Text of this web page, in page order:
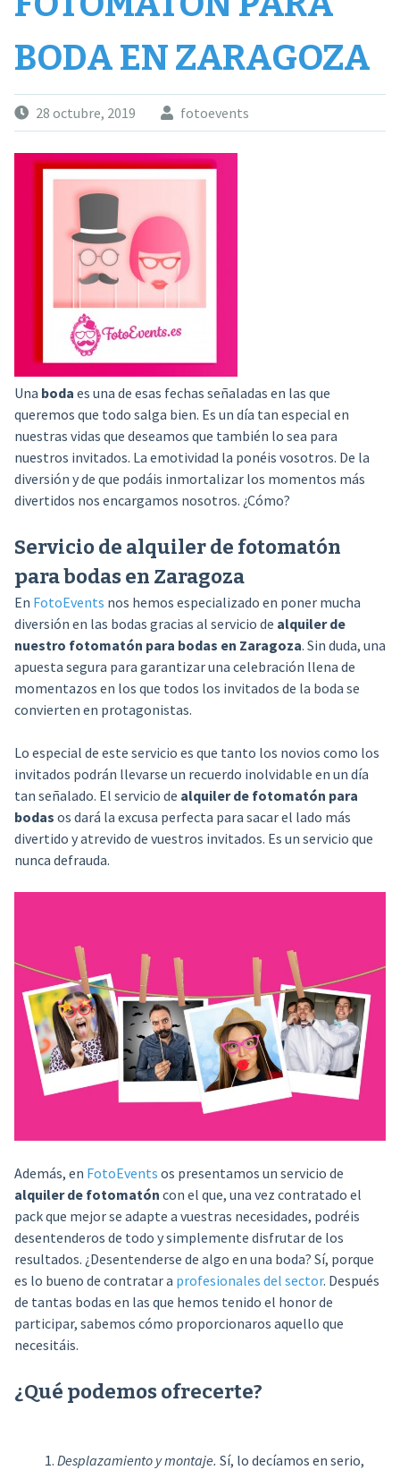
BODA EN ZARAGOZA
28 octubre, 2019 fotoevents
Una boda es una de esas fechas señaladas en las que
queremos que todo salga bien. Es un día tan especial en
nuestras vidas que deseamos que también lo sea para
nuestros invitados. La emotividad la ponéis vosotros. De la
diversión y de que podáis inmortalizar los momentos más
divertidos nos encargamos nosotros. ¿Cómo?
Servicio de alquiler de fotomatón
para bodas en Zaragoza
En FotoEvents nos hemos especializado en poner mucha
diversión en las bodas gracias al servicio de alquiler de
nuestro fotomatón para bodas en Zaragoza. Sin duda, una
apuesta segura para garantizar una celebración llena de
momentazos en los que todos los invitados de la boda se
convierten en protagonistas.
Lo especial de este servicio es que tanto los novios como los
invitados podrán llevarse un recuerdo inolvidable en un día
tan señalado. El servicio de alquiler de fotomatón para
bodas os dará la excusa perfecta para sacar el lado más
divertido y atrevido de vuestros invitados. Es un servicio que
nunca defrauda.
Además, en FotoEvents os presentamos un servicio de
alquiler de fotomatón con el que, una vez contratado el
pack que mejor se adapte a vuestras necesidades, podréis
desentenderos de todo y simplemente disfrutar de los
resultados. ¿Desentenderse de algo en una boda? Sí, porque
es lo bueno de contratar a profesionales del sector. Después
de tantas bodas en las que hemos tenido el honor de
participar, sabemos cómo proporcionaros aquello que
necesitáis.
¿Qué podemos ofrecerte?
Desplazamiento y montaje. Sí, lo decíamos en serio,